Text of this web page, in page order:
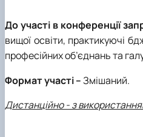
До участі в конференції
вищої освіти, практикуючі
професійних об’єднань та
Формат участі –Змішаний.
Дистанційно - з